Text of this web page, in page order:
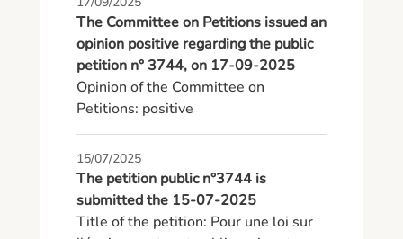
The Committee on Petitions issued an
opinion positive regarding the public
petition n° 3744, on 17-09-2025
Opinion of the Committee on
Petitions: positive
15/07/2025
The petition public n°3744 is
submitted the 15-07-2025
Title of the petition: Pour une loi sur